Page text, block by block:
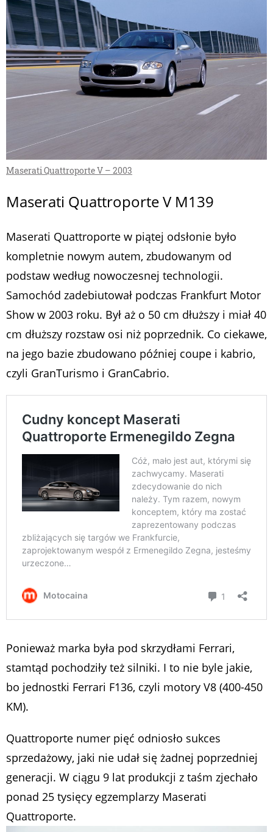
Maserati Quattroporte V – 2003
Maserati Quattroporte V M139
Maserati Quattroporte w piątej odsłonie było
kompletnie nowym autem, zbudowanym od
podstaw według nowoczesnej technologii.
Samochód zadebiutował podczas Frankfurt Motor
Show w 2003 roku. Był aż o 50 cm dłuższy i miał 40
cm dłuższy rozstaw osi niż poprzednik. Co ciekawe,
na jego bazie zbudowano później coupe i kabrio,
czyli GranTurismo i GranCabrio.
Ponieważ marka była pod skrzydłami Ferrari,
stamtąd pochodziły też silniki. I to nie byle jakie,
bo jednostki Ferrari F136, czyli motory V8 (400-450
KM).
Quattroporte numer pięć odniosło sukces
sprzedażowy, jaki nie udał się żadnej poprzedniej
generacji. W ciągu 9 lat produkcji z taśm zjechało
ponad 25 tysięcy egzemplarzy Maserati
Quattroporte.